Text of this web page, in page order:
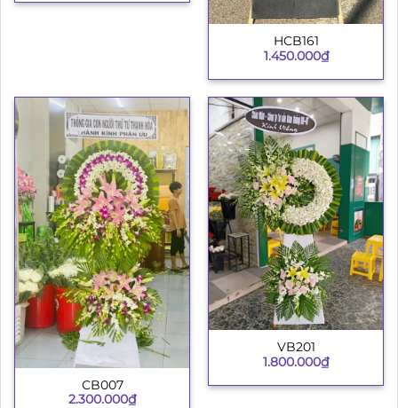
HCB161
1.450.000₫
CB007
2.300.000₫
VB201
1.800.000₫